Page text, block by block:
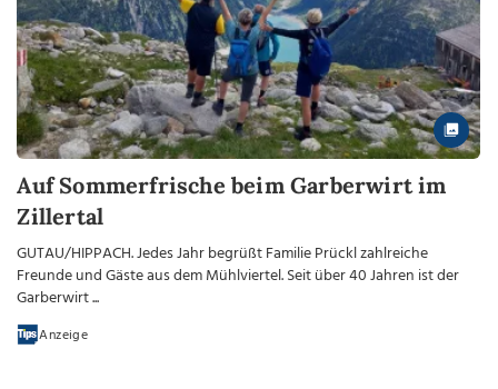
Auf Sommerfrische beim Garberwirt im
Zillertal
GUTAU/HIPPACH. Jedes Jahr begrüßt Familie Prückl zahlreiche
Freunde und Gäste aus dem Mühlviertel. Seit über 40 Jahren ist der
Garberwirt ...
Anzeige